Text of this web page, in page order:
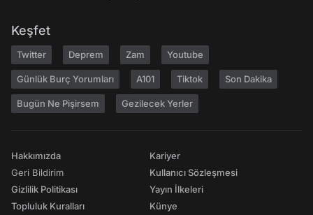
Keşfet
Twitter Deprem Zam Youtube
Günlük Burç Yorumları A101 Tiktok Son Dakika
Bugün Ne Pişirsem Gezilecek Yerler
Hakkımızda
Geri Bildirim
Gizlilik Politikası
Topluluk Kuralları
Kariyer
Kullanıcı Sözleşmesi
Yayın İlkeleri
Künye